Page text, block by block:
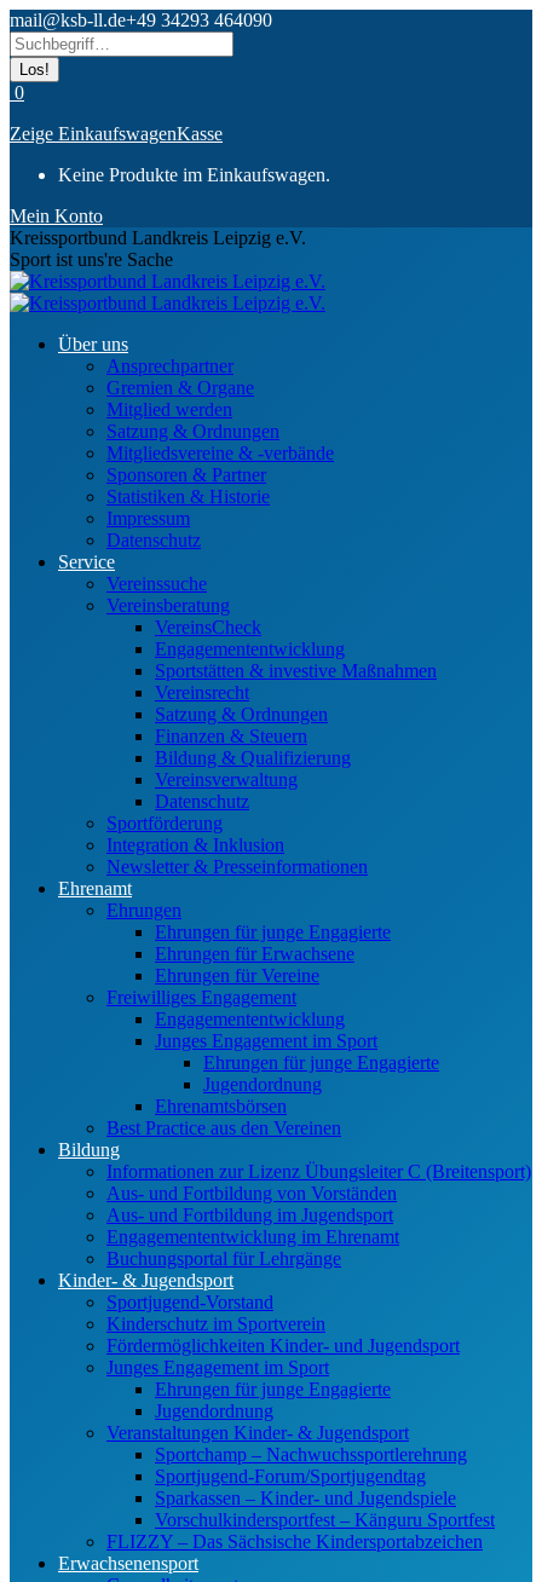
Zum
Inhalt
springen
mail@ksb-ll.de+49 34293 464090
Search:
0
Zeige EinkaufswagenKasse
Keine Produkte im Einkaufswagen.
Mein Konto
Kreissportbund Landkreis Leipzig e.V.
Sport ist uns're Sache
Über uns
Ansprechpartner
Gremien & Organe
Mitglied werden
Satzung & Ordnungen
Mitgliedsvereine & -verbände
Sponsoren & Partner
Statistiken & Historie
Impressum
Datenschutz
Service
Vereinssuche
Vereinsberatung
VereinsCheck
Engagemententwicklung
Sportstätten & investive Maßnahmen
Vereinsrecht
Satzung & Ordnungen
Finanzen & Steuern
Bildung & Qualifizierung
Vereinsverwaltung
Datenschutz
Sportförderung
Integration & Inklusion
Newsletter & Presseinformationen
Ehrenamt
Ehrungen
Ehrungen für junge Engagierte
Ehrungen für Erwachsene
Ehrungen für Vereine
Freiwilliges Engagement
Engagemententwicklung
Junges Engagement im Sport
Ehrungen für junge Engagierte
Jugendordnung
Ehrenamtsbörsen
Best Practice aus den Vereinen
Bildung
Informationen zur Lizenz Übungsleiter C (Breitensport)
Aus- und Fortbildung von Vorständen
Aus- und Fortbildung im Jugendsport
Engagemententwicklung im Ehrenamt
Buchungsportal für Lehrgänge
Kinder- & Jugendsport
Sportjugend-Vorstand
Kinderschutz im Sportverein
Fördermöglichkeiten Kinder- und Jugendsport
Junges Engagement im Sport
Ehrungen für junge Engagierte
Jugendordnung
Veranstaltungen Kinder- & Jugendsport
Sportchamp – Nach­wuchs­sportler­ehrung
Sportjugend-Forum/Sport­jugend­tag
Sparkassen – Kinder- und Jugendspiele
Vorschulkindersportfest – Känguru Sportfest
FLIZZY – Das Sächsische Kindersportabzeichen
Erwachsenensport